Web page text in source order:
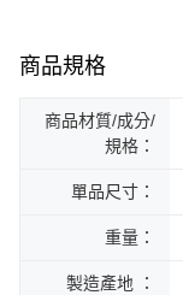
商品規格
商品材質/成分/
規格：
單品尺寸：
重量：
製造產地 ：